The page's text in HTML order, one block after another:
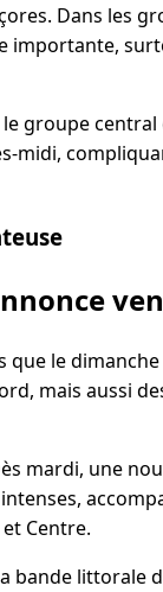
Dans les
importante,
groupe central
midi,
que le
mais aussi
mardi, une
Centre.
bande littorale